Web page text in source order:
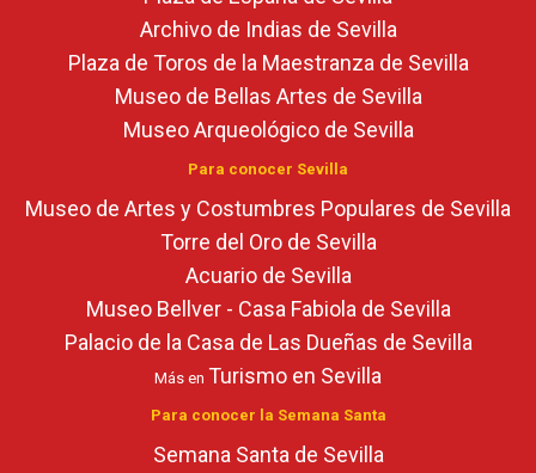
Archivo de Indias de Sevilla
Plaza de Toros de la Maestranza de Sevilla
Museo de Bellas Artes de Sevilla
Museo Arqueológico de Sevilla
Para conocer Sevilla
Museo de Artes y Costumbres Populares de Sevilla
Torre del Oro de Sevilla
Acuario de Sevilla
Museo Bellver - Casa Fabiola de Sevilla
Palacio de la Casa de Las Dueñas de Sevilla
Más en Turismo en Sevilla
Para conocer la Semana Santa
Semana Santa de Sevilla